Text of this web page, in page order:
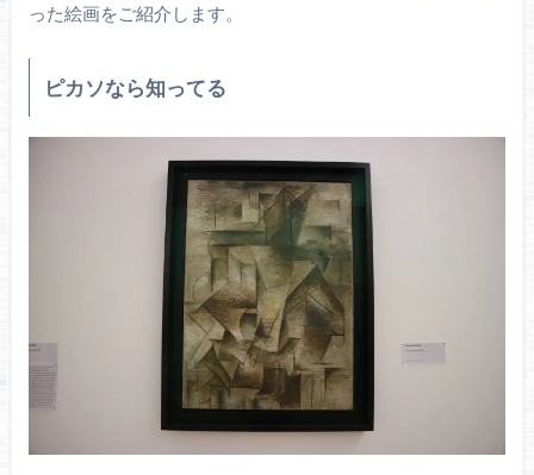
った絵画をご紹介します。
ピカソなら知ってる